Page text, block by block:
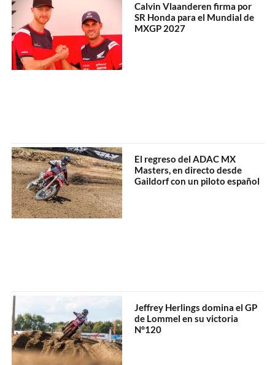
Calvin Vlaanderen firma por
SR Honda para el Mundial de
MXGP 2027
El regreso del ADAC MX
Masters, en directo desde
Gaildorf con un piloto español
Jeffrey Herlings domina el GP
de Lommel en su victoria
N°120